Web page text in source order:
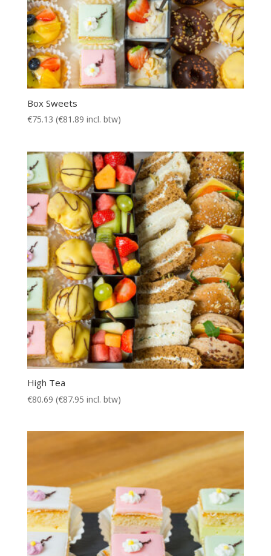
Box Sweets
€75.13 (€81.89 incl. btw)
High Tea
€80.69 (€87.95 incl. btw)